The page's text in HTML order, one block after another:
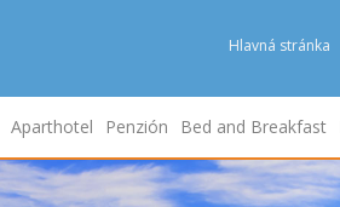
Hlavná stránka
Aparthotel Penzión Bed and Breakfast